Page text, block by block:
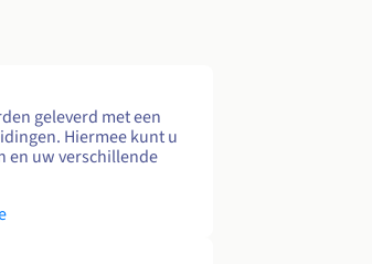
geleverd met een
Hiermee kunt u
en uw verschillende